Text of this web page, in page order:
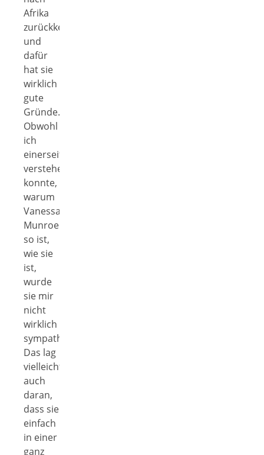
Afrika
zurückkehren
und
dafür
hat sie
wirklich
gute
Gründe.
Obwohl
ich
einerseits
verstehen
konnte,
warum
Vanessa
Munroe
so ist,
wie sie
ist,
wurde
sie mir
nicht
wirklich
sympathisch.
Das lag
vielleicht
auch
daran,
dass sie
einfach
in einer
ganz